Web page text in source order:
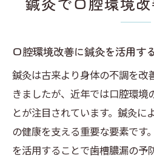
口腔環境改善に鍼灸を活用す
鍼灸は古来より身体の不調を改
きましたが、近年では口腔環境
とが注目されています。鍼灸に
の健康を支える重要な要素です
を活用することで歯槽膿漏の予